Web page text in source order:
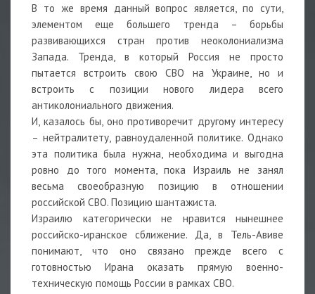
В то же время данный вопрос является, по сути,
элементом еще большего тренда – борьбы
развивающихся стран против неоколониализма
Запада. Тренда, в который Россия не просто
пытается встроить свою СВО на Украине, но и
встроить с позиции нового лидера всего
антиколониального движения.
И, казалось бы, оно противоречит другому интересу
– нейтралитету, равноудаленной политике. Однако
эта политика была нужна, необходима и выгодна
ровно до того момента, пока Израиль не занял
весьма своеобразную позицию в отношении
российской СВО. Позицию шантажиста.
Израилю категорически не нравится нынешнее
российско-иранское сближение. Да, в Тель-Авиве
понимают, что оно связано прежде всего с
готовностью Ирана оказать прямую военно-
техническую помощь России в рамках СВО.